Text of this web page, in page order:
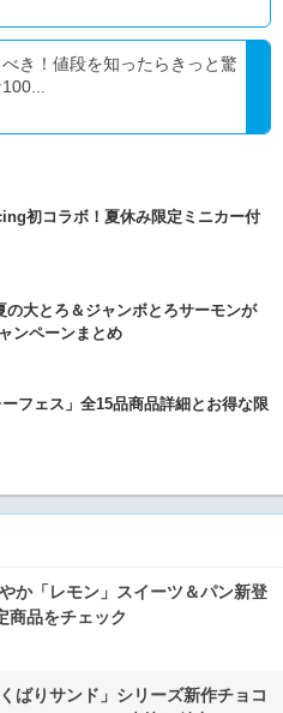
き！値段を知ったらきっと驚
初コラボ！夏休み限定ミニカー付
の大とろ＆ジャンボとろサーモンが
ンペーンまとめ
フェス」全15品商品詳細とお得な限
か「レモン」スイーツ＆パン新登
商品をチェック
ばりサンド」シリーズ新作チョコ